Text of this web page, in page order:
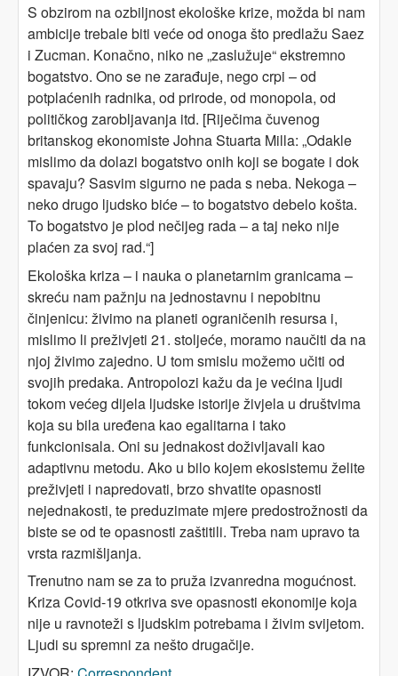
S obzirom na ozbiljnost ekološke krize, možda bi nam
ambicije trebale biti veće od onoga što predlažu Saez
i Zucman. Konačno, niko ne „zaslužuje“ ekstremno
bogatstvo. Ono se ne zarađuje, nego crpi – od
potplaćenih radnika, od prirode, od monopola, od
političkog zarobljavanja itd. [Riječima čuvenog
britanskog ekonomiste Johna Stuarta Milla: „Odakle
mislimo da dolazi bogatstvo onih koji se bogate i dok
spavaju? Sasvim sigurno ne pada s neba. Nekoga –
neko drugo ljudsko biće – to bogatstvo debelo košta.
To bogatstvo je plod nečijeg rada – a taj neko nije
plaćen za svoj rad.“]
Ekološka kriza – i nauka o planetarnim granicama –
skreću nam pažnju na jednostavnu i nepobitnu
činjenicu: živimo na planeti ograničenih resursa i,
mislimo li preživjeti 21. stoljeće, moramo naučiti da na
njoj živimo zajedno. U tom smislu možemo učiti od
svojih predaka. Antropolozi kažu da je većina ljudi
tokom većeg dijela ljudske istorije živjela u društvima
koja su bila uređena kao egalitarna i tako
funkcionisala. Oni su jednakost doživljavali kao
adaptivnu metodu. Ako u bilo kojem ekosistemu želite
preživjeti i napredovati, brzo shvatite opasnosti
nejednakosti, te preduzimate mjere predostrožnosti da
biste se od te opasnosti zaštitili. Treba nam upravo ta
vrsta razmišljanja.
Trenutno nam se za to pruža izvanredna mogućnost.
Kriza Covid-19 otkriva sve opasnosti ekonomije koja
nije u ravnoteži s ljudskim potrebama i živim svijetom.
Ljudi su spremni za nešto drugačije.